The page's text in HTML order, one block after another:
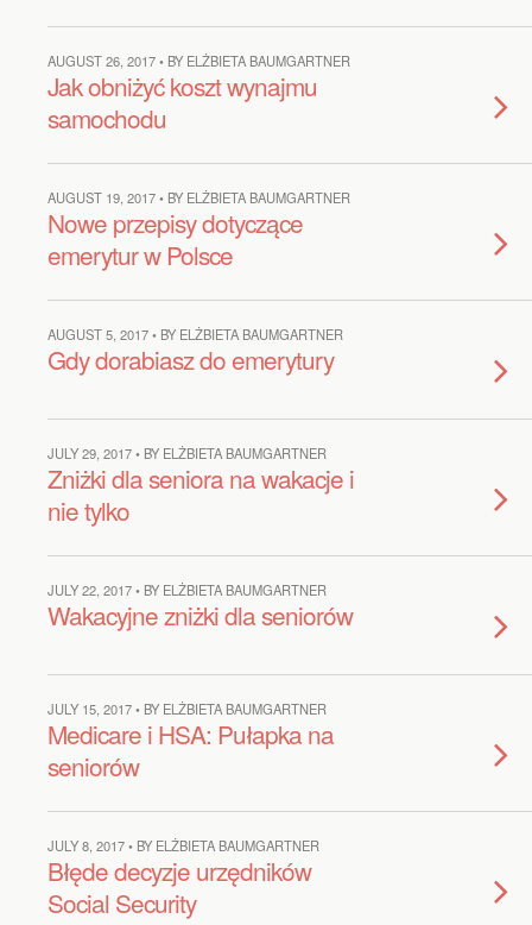
AUGUST 26, 2017 • BY ELŻBIETA BAUMGARTNER
Jak obniżyć koszt wynajmu
samochodu
AUGUST 19, 2017 • BY ELŻBIETA BAUMGARTNER
Nowe przepisy dotyczące
emerytur w Polsce
AUGUST 5, 2017 • BY ELŻBIETA BAUMGARTNER
Gdy dorabiasz do emerytury
JULY 29, 2017 • BY ELŻBIETA BAUMGARTNER
Zniżki dla seniora na wakacje i
nie tylko
JULY 22, 2017 • BY ELŻBIETA BAUMGARTNER
Wakacyjne zniżki dla seniorów
JULY 15, 2017 • BY ELŻBIETA BAUMGARTNER
Medicare i HSA: Pułapka na
seniorów
JULY 8, 2017 • BY ELŻBIETA BAUMGARTNER
Błęde decyzje urzędników
Social Security